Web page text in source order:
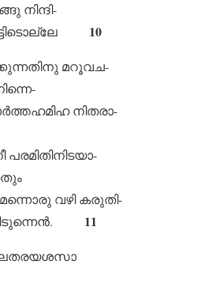
നിന്ദി-
10
മറൂവച-
നിതരാ-
വഴി കരുതി-
11